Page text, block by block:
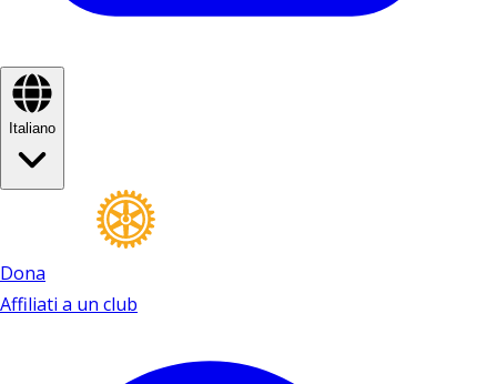
Italiano
Dona
Affiliati a un club